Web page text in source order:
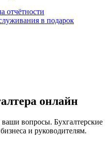
отчётности
в подарок
онлайн
вопросы. Бухгалтерские
и руководителям.